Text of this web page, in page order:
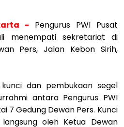
- Pengurus PWI Pusat
menempati sekretariat di
Pers, Jalan Kebon Sirih,
dan pembukaan segel
antara Pengurus PWI
7 Gedung Dewan Pers. Kunci
oleh Ketua Dewan